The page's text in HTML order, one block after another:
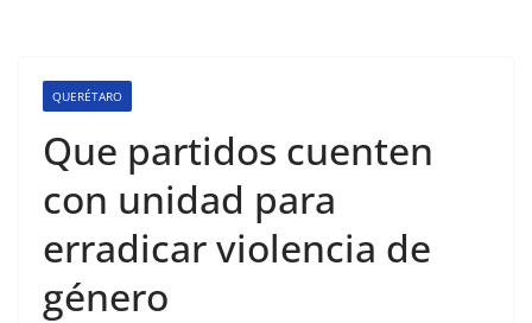
QUERÉTARO
Que partidos cuenten
con unidad para
erradicar violencia de
género